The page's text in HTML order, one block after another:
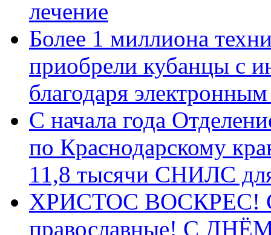
лечение
Более 1 миллиона
приобрели кубанцы с
благодаря
С начала года
по Краснодарскому
11,8 тысячи СНИЛС
ХРИСТОС ВОСКРЕС! С
православные! C